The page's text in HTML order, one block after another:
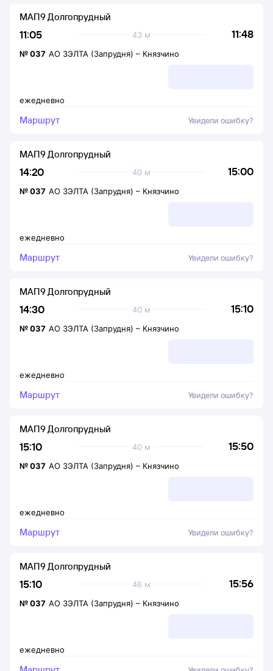
11:05 11:48
43 м
МАП9 Долгопрудный
ежедневно
№037 АО ЗЭЛТА (Запрудня) – Князчино
Маршрут Увидели ошибку?
14:20 15:00
40 м
МАП9 Долгопрудный
ежедневно
№037 АО ЗЭЛТА (Запрудня) – Князчино
Маршрут Увидели ошибку?
14:30 15:10
40 м
МАП9 Долгопрудный
ежедневно
№037 АО ЗЭЛТА (Запрудня) – Князчино
Маршрут Увидели ошибку?
15:10 15:50
40 м
МАП9 Долгопрудный
ежедневно
№037 АО ЗЭЛТА (Запрудня) – Князчино
Маршрут Увидели ошибку?
15:10 15:56
46 м
МАП9 Долгопрудный
ежедневно
№037 АО ЗЭЛТА (Запрудня) – Князчино